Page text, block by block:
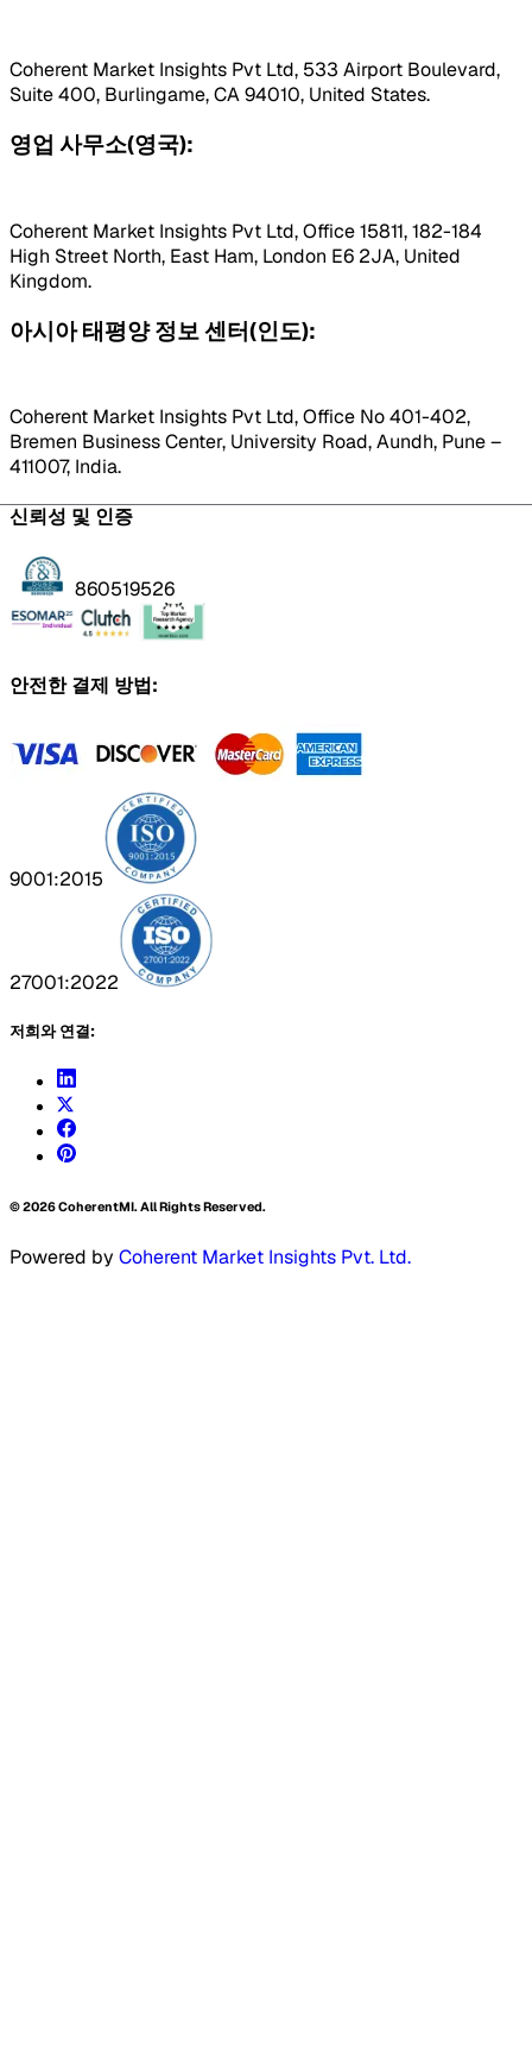
Coherent Market Insights Pvt Ltd, 533 Airport Boulevard,
Suite 400, Burlingame, CA 94010, United States.
영업 사무소(영국):
Coherent Market Insights Pvt Ltd, Office 15811, 182-184
High Street North, East Ham, London E6 2JA, United
Kingdom.
아시아 태평양 정보 센터(인도):
Coherent Market Insights Pvt Ltd, Office No 401-402,
Bremen Business Center, University Road, Aundh, Pune –
411007, India.
신뢰성 및 인증
860519526
안전한 결제 방법:
9001:2015
27001:2022
저희와 연결:
©2026CoherentMI. All Rights Reserved.
Powered by Coherent Market Insights Pvt. Ltd.